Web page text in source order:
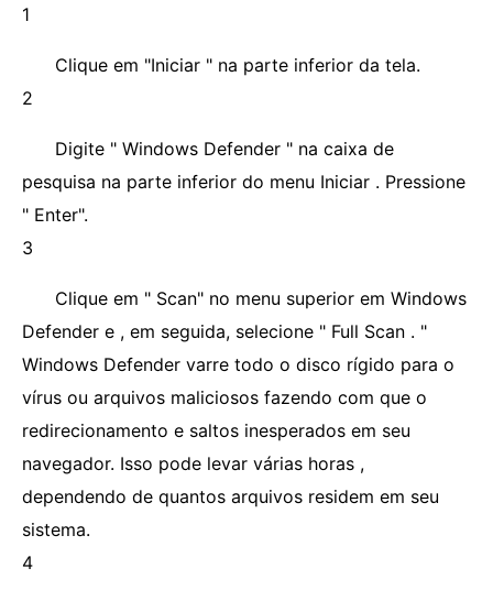
1
Clique em "Iniciar " na parte inferior da tela.
2
Digite " Windows Defender " na caixa de
pesquisa na parte inferior do menu Iniciar . Pressione
" Enter".
3
Clique em " Scan" no menu superior em Windows
Defender e , em seguida, selecione " Full Scan . "
Windows Defender varre todo o disco rígido para o
vírus ou arquivos maliciosos fazendo com que o
redirecionamento e saltos inesperados em seu
navegador. Isso pode levar várias horas ,
dependendo de quantos arquivos residem em seu
sistema.
4